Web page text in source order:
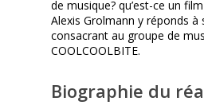
de musique? qu’est-ce un
Alexis Grolmann y réponds à
consacrant au groupe de
COOLCOOLBITE.
Biographie du